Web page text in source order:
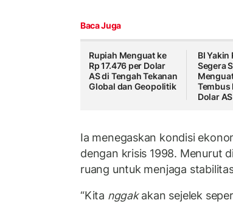
Baca Juga
Rupiah Menguat ke
Rp 17.476 per Dolar
AS di Tengah Tekanan
Global dan Geopolitik
BI Yakin
Segera
Tembus
Dolar AS
Ia menegaskan kondisi
dengan krisis 1998. Menurut
ruang untuk menjaga
“Kita nggakakan sejelek